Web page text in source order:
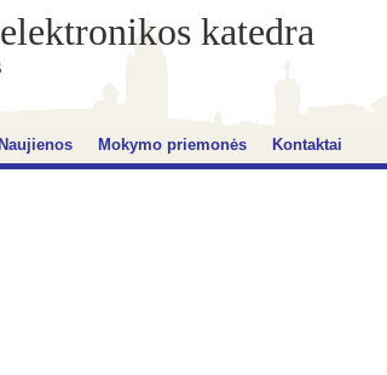
katedra
Naujienos Mokymo priemonės Kontaktai